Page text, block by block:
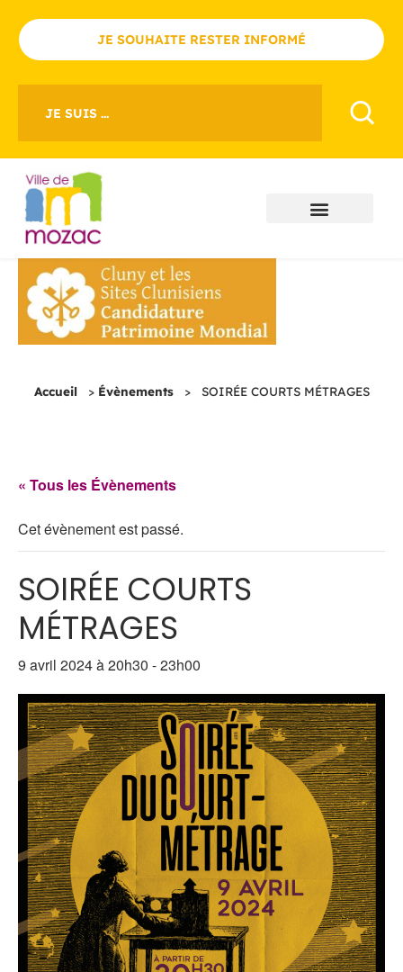
JE SOUHAITE RESTER INFORMÉ
JE SUIS ...
Accueil > Évènements > SOIRÉE COURTS MÉTRAGES
« Tous les Évènements
Cet évènement est passé.
SOIRÉE COURTS
MÉTRAGES
9 avril 2024 à 20h30 -23h00